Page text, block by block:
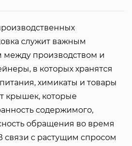
служит важным
производством и
в которых хранятся
химикаты и товары
крышек, которые
содержимого,
обращения во время
связи с растущим спросом